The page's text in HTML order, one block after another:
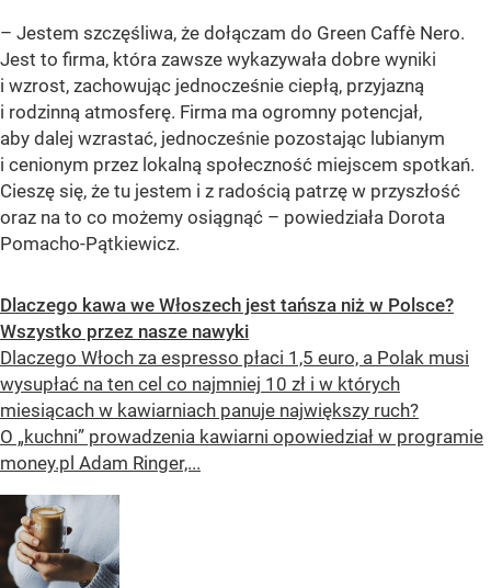
– Jestem szczęśliwa, że dołączam do Green Caffè Nero.
Jest to firma, która zawsze wykazywała dobre wyniki
i wzrost, zachowując jednocześnie ciepłą, przyjazną
i rodzinną atmosferę. Firma ma ogromny potencjał,
aby dalej wzrastać, jednocześnie pozostając lubianym
i cenionym przez lokalną społeczność miejscem spotkań.
Cieszę się, że tu jestem i z radością patrzę w przyszłość
oraz na to co możemy osiągnąć – powiedziała Dorota
Pomacho-Pątkiewicz.
Dlaczego kawa we Włoszech jest tańsza niż w Polsce?
Wszystko przez nasze nawyki
Dlaczego Włoch za espresso płaci 1,5 euro, a Polak musi
wysupłać na ten cel co najmniej 10 zł i w których
miesiącach w kawiarniach panuje największy ruch?
O „kuchni” prowadzenia kawiarni opowiedział w programie
money.pl Adam Ringer,...